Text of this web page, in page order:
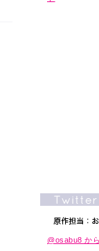
@osabu8 か